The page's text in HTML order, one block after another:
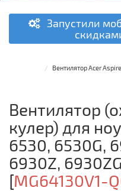
Запустили
Вентилятор Acer
Вентилятор
кулер) для
6530, 6530G,
6930Z,
[MG64130V1-